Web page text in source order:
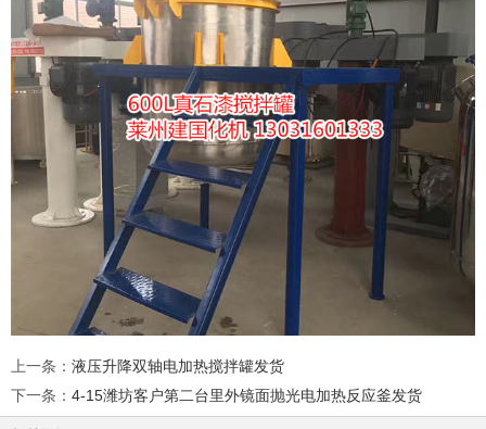
上一条 ： 液压升降双轴电加热搅拌罐发货
下一条 ： 4-15潍坊客户第二台里外镜面抛光电加热反应釜发货